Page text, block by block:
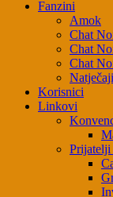
Fanzini
Amok
Chat
Chat
Chat
Natječaji
Korisnici
Linkovi